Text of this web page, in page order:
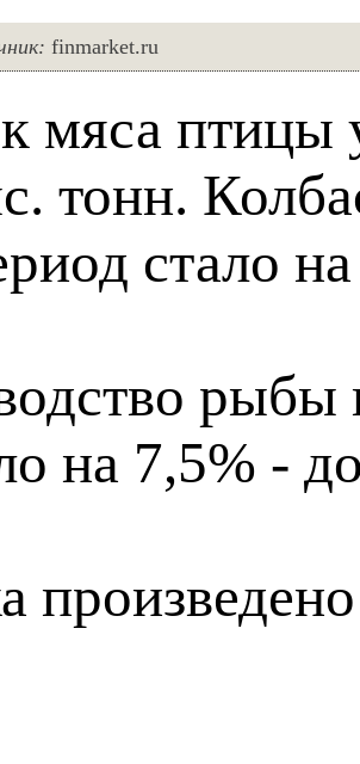
finmarket.ru
мяса птицы
тонн.
стало
на 7,5% -